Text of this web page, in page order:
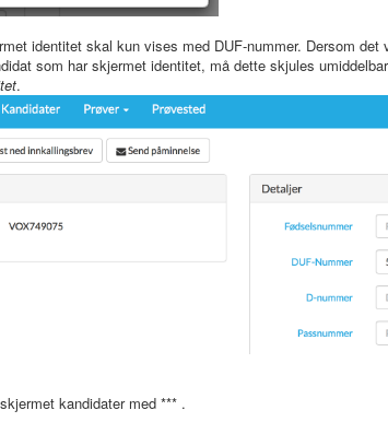
identitet skal kun vises med DUF-nummer. Dersom det
som har skjermet identitet, må dette skjules
.
kandidater med *** .